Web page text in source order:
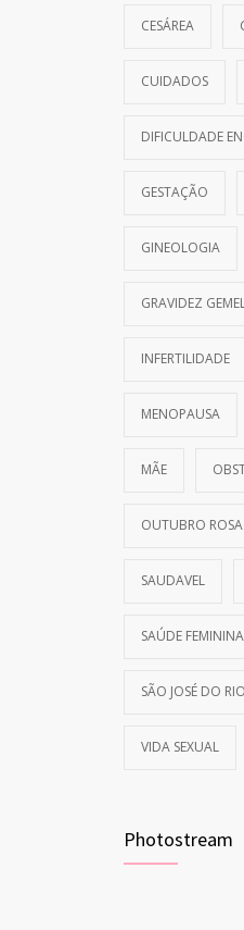
CESÁREA
CUIDADOS
DIFICULDADE
GESTAÇÃO
GINEOLOGIA
GRAVIDEZ
INFERTILIDADE
MENOPAUSA
MÃE
OUTUBRO ROSA
SAUDAVEL
SAÚDE FEMININA
SÃO JOSÉ DO
VIDA SEXUAL
Photostream